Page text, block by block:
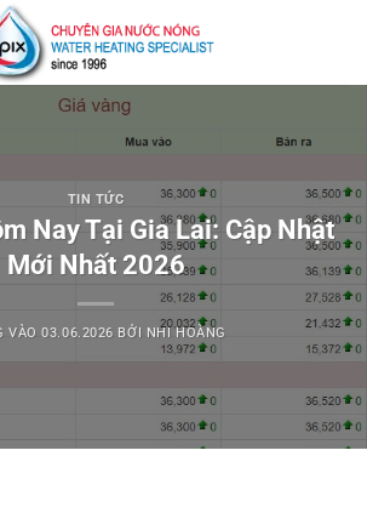
TIN TỨC
Nay Tại Gia Lai: Cập Nhật
Mới Nhất 2026
VÀO03.06.2026 BỞI NHI HOÀNG